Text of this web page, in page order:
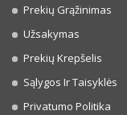
Prekių Grąžinimas
Užsakymas
Prekių Krepšelis
Sąlygos Ir Taisyklės
Privatumo Politika